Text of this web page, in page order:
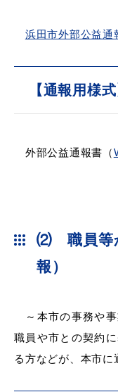
移住・出
浜田市外部公益通
【通報用様式
外部公益通報書（
⑵ 職員等
報）
～本市の事務や事
職員や市との契約
る方などが、本市に